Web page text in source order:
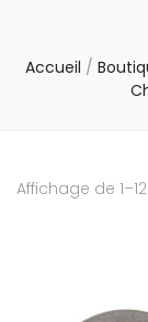
Accueil /
Affichage de